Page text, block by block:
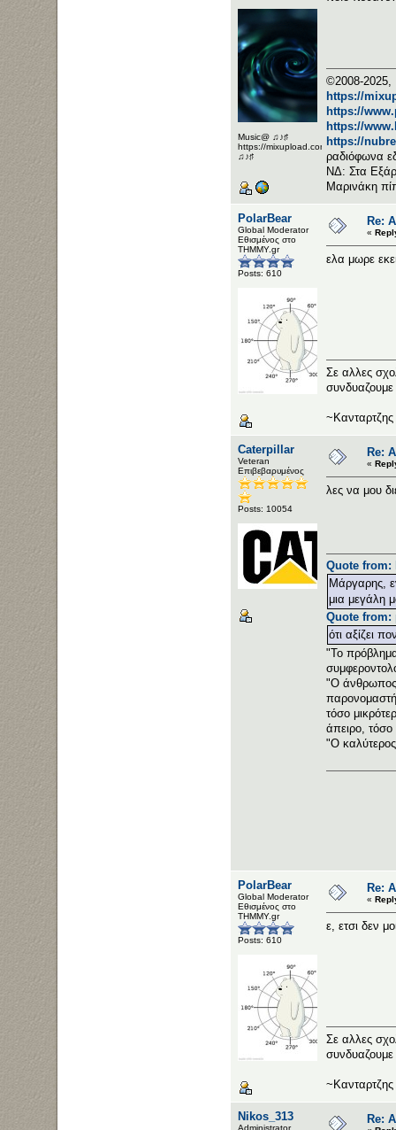
Music@ ♫♪♯
https://mixupload.com/u/Katarameno/
♫♪♯
©2008-2025,
https://
https://
https://
https://
ραδιόφωνα
ΝΔ: Στα
Μαρινάκη
PolarBear
Global Moderator
Εθισμένος στο
ΤΗΜΜΥ.gr
Posts: 610
Re:
«
ελα μωρε
Σε αλλες
~Κανταρτζης
Caterpillar
Veteran
Επιβεβαρυμένος
Posts: 10054
Re:
«
λες να μου
Quote from:
Μάργαρης,
μια μεγάλη
Quote from:
ότι αξίζει
"Το πρόβλημα
"Ο άνθρωπος
τόσο
άπειρο, τόσο
"Ο καλύτερος
PolarBear
Global Moderator
Εθισμένος στο
ΤΗΜΜΥ.gr
Posts: 610
Re:
«
ε, ετσι δεν
Σε αλλες
~Κανταρτζης
Nikos_313
Administrator
Re: